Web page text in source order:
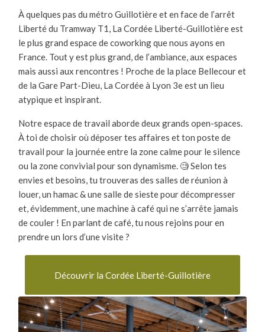
À quelques pas du métro Guillotière et en face de l’arrêt
Liberté du Tramway T1, La Cordée Liberté-Guillotière est
le plus grand espace de coworking que nous ayons en
France. Tout y est plus grand, de l’ambiance, aux espaces
mais aussi aux rencontres ! Proche de la place Bellecour et
de la Gare Part-Dieu, La Cordée à Lyon 3eest un lieu
atypique et inspirant.
Notre espace de travail aborde deux grands open-spaces.
À toi de choisir où déposer tes affaires et ton poste de
travail pour la journée entre la zone calme pour le silence
ou la zone convivial pour son dynamisme. 🧐 Selon tes
envies et besoins, tu trouveras des salles de réunion à
louer, un hamac & une salle de sieste pour décompresser
et, évidemment, une machine à café qui ne s’arrête jamais
de couler ! En parlant de café, tu nous rejoins pour en
prendre un lors d’une visite ?
Découvrir la Cordée Liberté-Guillotière